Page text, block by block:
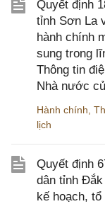
Quyết định
tỉnh Sơn La
hành chính
sung trong
Thông tin
Nhà nước
Hành chính
lịch
Quyết định
dân tỉnh
kế hoạch,